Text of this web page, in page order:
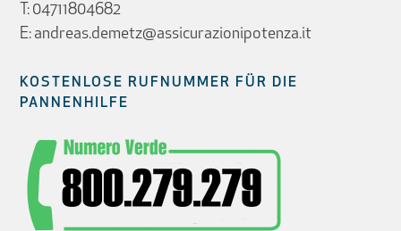
T: 04711804682
E: andreas.demetz@assicurazionipotenza.it
KOSTENLOSE RUFNUMMER FÜR DIE
PANNENHILFE